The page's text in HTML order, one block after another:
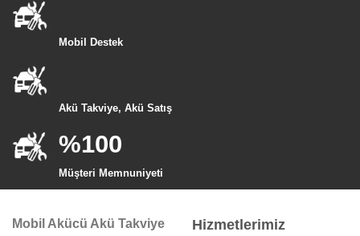
Mobil Destek
Akü Takviye, Akü Satış
%100
Müşteri Memnuniyeti
Mobil Akücü Akü Takviye
Hizmetlerimiz